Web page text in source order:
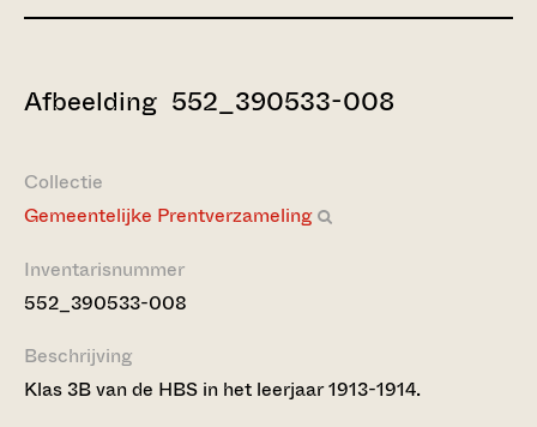
Afbeelding 552_390533-008
Collectie
Gemeentelijke Prentverzameling
Inventarisnummer
552_390533-008
Beschrijving
Klas 3B van de HBS in het leerjaar 1913-1914.